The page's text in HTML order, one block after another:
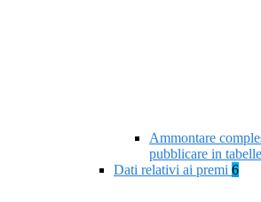
Ammontare
pubblicare in
Dati relativi ai premi 6